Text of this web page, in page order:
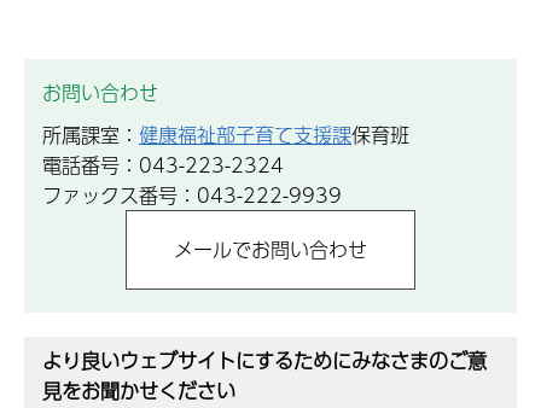
お問い合わせ
所属課室： 健康福祉部子育て支援課保育班
電話番号：043-223-2324
ファックス番号：043-222-9939
より良いウェブサイトにするためにみなさまのご意
見をお聞かせください